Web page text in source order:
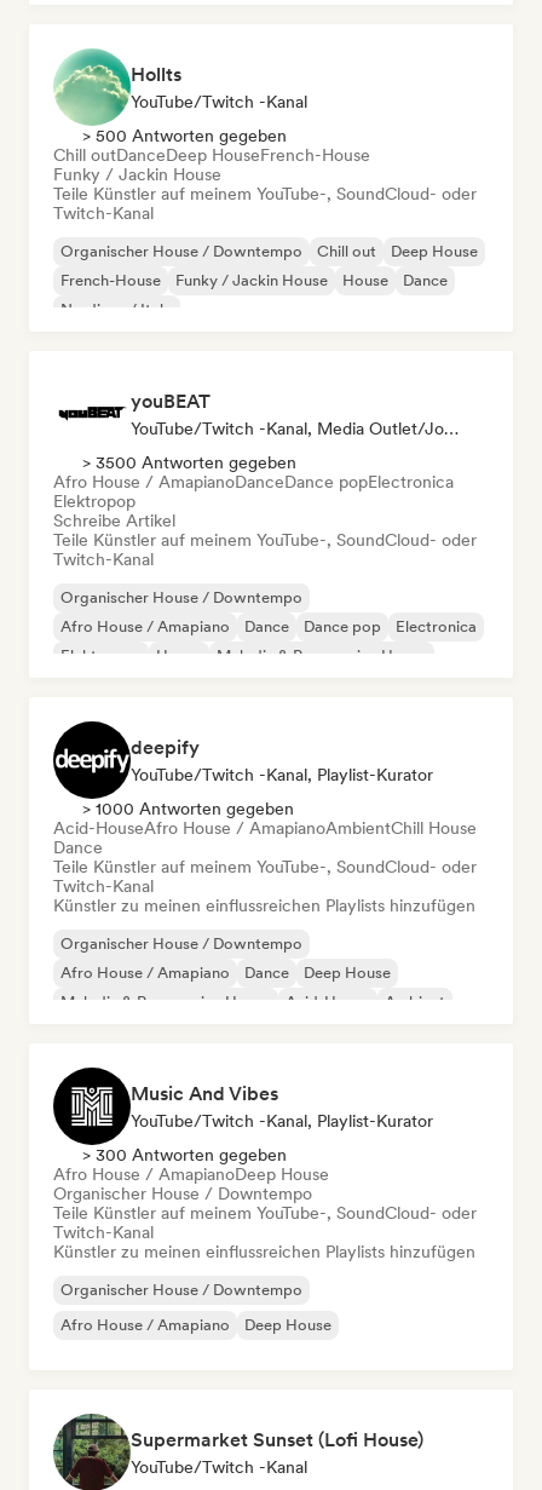
Hollts
YouTube/Twitch -Kanal
> 500 Antworten gegeben
Chill outDanceDeep HouseFrench-House
Funky / Jackin House
Teile Künstler auf meinem YouTube-, SoundCloud- oder
Twitch-Kanal
Organischer House / Downtempo Chill out
Deep House
French-House
Funky / Jackin House House
Dance
Nu-disco / Italo
youBEAT
YouTube/Twitch -Kanal, Media Outlet/Journalist
> 3500 Antworten gegeben
Afro House / AmapianoDanceDance popElectronica
Elektropop
Schreibe Artikel
Teile Künstler auf meinem YouTube-, SoundCloud- oder
Twitch-Kanal
Organischer House / Downtempo
Afro House / Amapiano
Dance Dance pop
Electronica
Elektropop
House Melodic & Progressive House
deepify
YouTube/Twitch -Kanal, Playlist-Kurator
> 1000 Antworten gegeben
Acid-HouseAfro House / AmapianoAmbientChill House
Dance
Teile Künstler auf meinem YouTube-, SoundCloud- oder
Twitch-Kanal
Künstler zu meinen einflussreichen Playlists hinzufügen
Organischer House / Downtempo
Afro House / Amapiano
Dance
Deep House
Melodic & Progressive House
Acid-House
Ambient
Music And Vibes
YouTube/Twitch -Kanal, Playlist-Kurator
> 300 Antworten gegeben
Afro House / AmapianoDeep House
Organischer House / Downtempo
Teile Künstler auf meinem YouTube-, SoundCloud- oder
Twitch-Kanal
Künstler zu meinen einflussreichen Playlists hinzufügen
Organischer House / Downtempo
Afro House / Amapiano
Deep House
Supermarket Sunset (Lofi House)
YouTube/Twitch -Kanal